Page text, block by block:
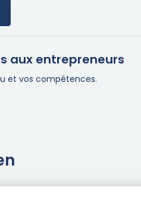
aux entrepreneurs
et vos compétences.